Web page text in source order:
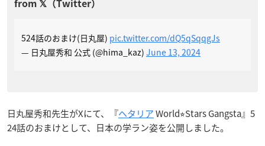
524話のおまけ(日丸屋) pic.twitter.com/dQ5qSqqgJs
— 日丸屋秀和 公式 (@hima_kaz) June 13, 2024
日丸屋秀和先生がXにて、『ヘタリアWorld⭐︎Stars Gangsta』5
24話のおまけとして、日本の学ラン姿を公開しました。